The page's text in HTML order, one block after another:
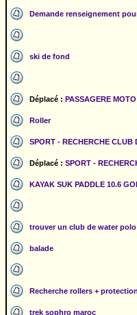
Demande renseignement
ski de fond
Déplacé : PASSAGERE
Roller
SPORT - RECHERCHE CLUB
Déplacé : SPORT -
KAYAK SUK PADDLE 10.6
trouver un club de water polo
balade
Recherche rollers +
trek sophro maroc